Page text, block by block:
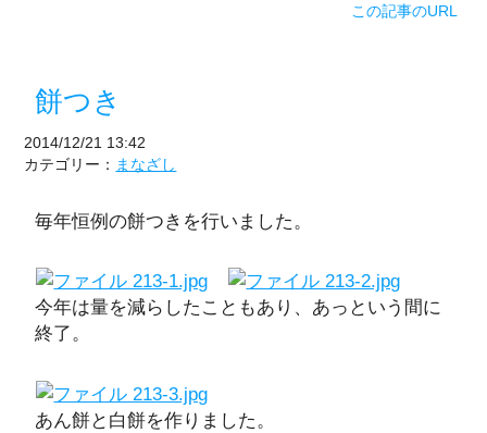
この記事のURL
餅つき
2014/12/21 13:42
カテゴリー： まなざし
毎年恒例の餅つきを行いました。
今年は量を減らしたこともあり、あっという間に
終了。
あん餅と白餅を作りました。